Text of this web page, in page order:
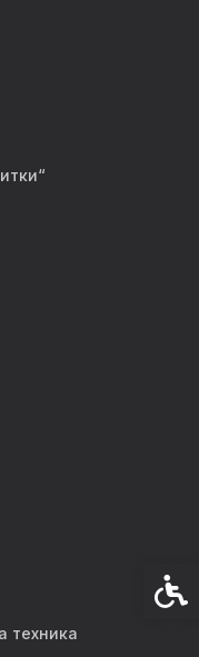
техника